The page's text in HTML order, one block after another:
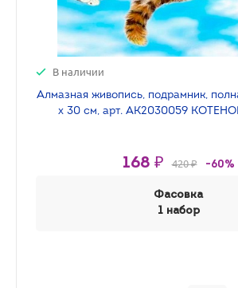
В наличии
Алмазная живопись, подрамник,
х 30 см, арт. AK2030059
168 ₽ 420 ₽ -60%
Фасовка
1 набор